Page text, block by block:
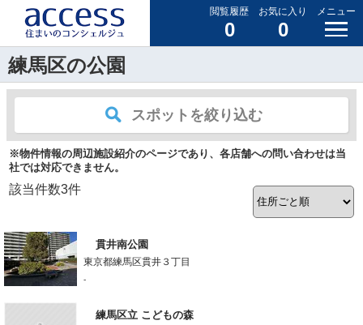
閲覧履歴
0
お気に入り
0
メニュー
練馬区の公園
スポットを絞り込む
※物件情報の周辺施設紹介のページであり、各店舗への問い合わせは当
社では対応できません。
該当件数3件
貫井南公園
東京都練馬区貫井３丁目
-
練馬区立 こどもの森